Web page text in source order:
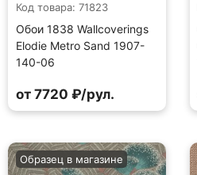
Код товара: 71823
Обои 1838 Wallcoverings
Elodie Metro Sand 1907-
140-06
от 7720 ₽/рул.
Образец в магазине